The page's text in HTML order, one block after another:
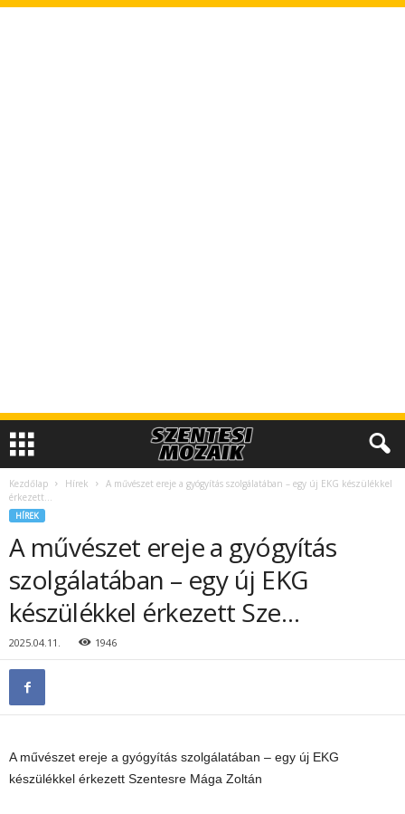
Kezdőlap Hírek
A művészet ereje a gyógyítás szolgálatában – egy új EKG készülékkel
érkezett...
HÍREK
A művészet ereje a gyógyítás
szolgálatában – egy új EKG
készülékkel érkezett Sze…
2025.04.11. 1946
A művészet ereje a gyógyítás szolgálatában – egy új EKG
készülékkel érkezett Szentesre Mága Zoltán